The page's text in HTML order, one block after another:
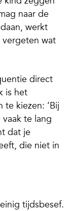
naar de
werkt
vergeten wat
direct
is het
kiezen: ‘Bij
te lang
dat je
die niet in
tijdsbesef.